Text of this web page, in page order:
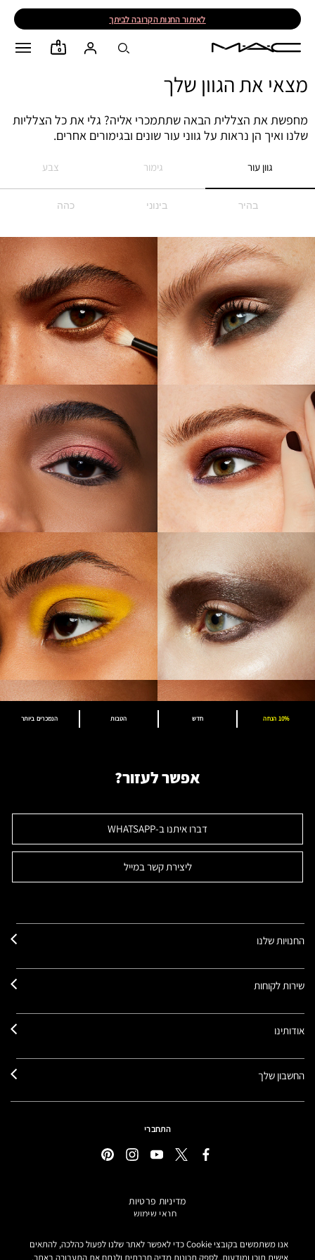
לאיתור החנות הקרובה לביתך
0
מצאי את הגוון שלך
מחפשת את הצללית הבאה שתתמכרי אליה? גלי את כל הצלליות
שלנו ואיך הן נראות על גווני עור שונים ובגימורים אחרים.
גוון עור
בהיר בינוני כהה
גימור צבע
הנמכרים ביותר הטבות חדש 10% הנחה
אפשר לעזור?
דברו איתנו ב-WHATSAPP
ליצירת קשר במייל
החנויות שלנו
שירות לקוחות
אודותינו
החשבון שלך
התחברי
מדיניות פרטיות
תנאי שימוש
מידע על מוצרים מזוייפים
הצהרת נגישות
אנו משתמשים בקובצי Cookie כדי לאפשר לאתר שלנו לפעול כהלכה, להתאים
אישית תוכן ומודעות, לספק תכונות מדיה חברתית ולנתח את התעבורה באתר.